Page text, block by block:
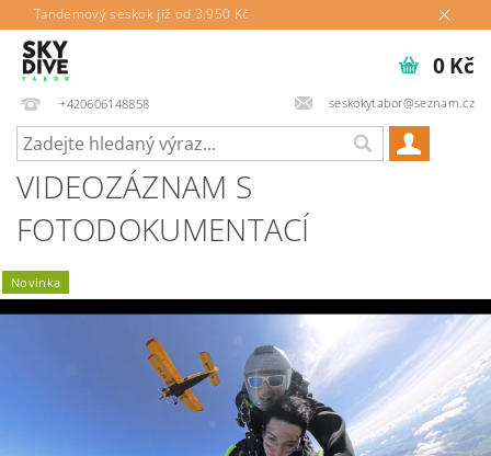
Tandemový seskok již od 3.950 Kč
+420606148858 seskokytabor@seznam.cz
0 Kč
VIDEOZÁZNAM S
FOTODOKUMENTACÍ
Novinka